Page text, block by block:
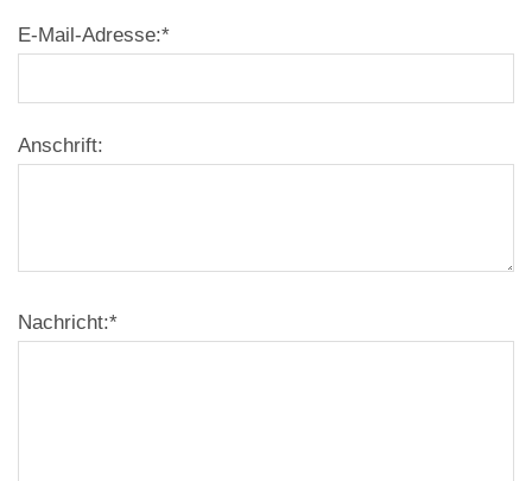
E-Mail-Adresse:*
Anschrift:
Nachricht:*